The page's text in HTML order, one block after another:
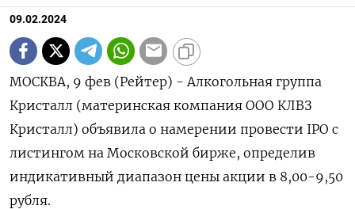
09.02.2024
МОСКВА, 9 фев (Рейтер) - Алкогольная группа
Кристалл (материнская компания ООО КЛВЗ
Кристалл) объявила о намерении провести IPO с
листингом на Московской бирже, определив
индикативный диапазон цены акции в 8,00-9,50
рубля.